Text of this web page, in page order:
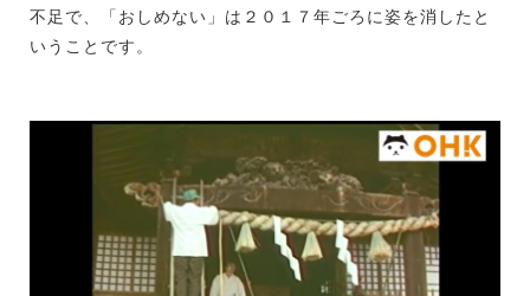
不足で、「おしめない」は２０１７年ごろに姿を消したと
いうことです。